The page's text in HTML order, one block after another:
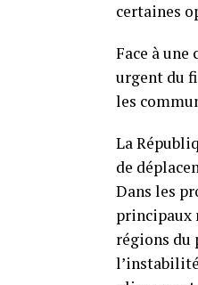
certaines
Face à
urgent du
les
La
de
Dans les
principaux
régions du